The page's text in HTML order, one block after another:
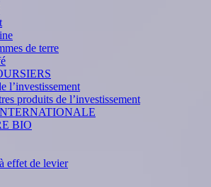
de terre
l’investissement
produits de l’investissement
BIO
effet de levier